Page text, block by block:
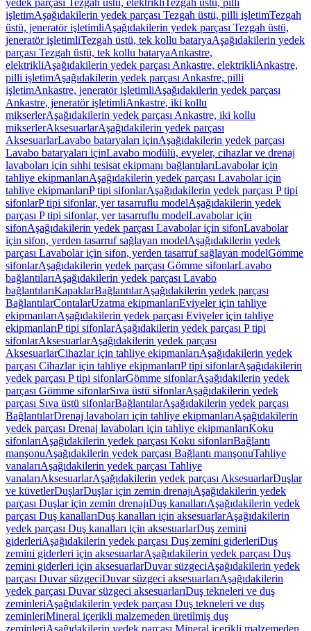
yedek parçası Tezgah üstü, elektrikli Tezgah üstü, pilli
işletimAşağıdakilerin yedek parçası Tezgah üstü, pilli işletimTezgah
üstü, jeneratör işletimliAşağıdakilerin yedek parçası Tezgah üstü,
jeneratör işletimliTezgah üstü, tek kollu bataryaAşağıdakilerin yedek
parçası Tezgah üstü, tek kollu bataryaAnkastre,
elektrikliAşağıdakilerin yedek parçası Ankastre, elektrikliAnkastre,
pilli işletimAşağıdakilerin yedek parçası Ankastre, pilli
işletimAnkastre, jeneratör işletimliAşağıdakilerin yedek parçası
Ankastre, jeneratör işletimliAnkastre, iki kollu
mikserlerAşağıdakilerin yedek parçası Ankastre, iki kollu
mikserlerAksesuarlarAşağıdakilerin yedek parçası
AksesuarlarLavabo bataryaları içinAşağıdakilerin yedek parçası
Lavabo bataryaları içinLavabo modülü, evyeler, cihazlar ve drenaj
lavaboları için sıhhi tesisat ekipmanı bağlantılarıLavabolar için
tahliye ekipmanlarıAşağıdakilerin yedek parçası Lavabolar için
tahliye ekipmanlarıP tipi sifonlarAşağıdakilerin yedek parçası P tipi
sifonlarP tipi sifonlar, yer tasarruflu modelAşağıdakilerin yedek
parçası P tipi sifonlar, yer tasarruflu modelLavabolar için
sifonAşağıdakilerin yedek parçası Lavabolar için sifonLavabolar
için sifon, yerden tasarruf sağlayan modelAşağıdakilerin yedek
parçası Lavabolar için sifon, yerden tasarruf sağlayan modelGömme
sifonlarAşağıdakilerin yedek parçası Gömme sifonlarLavabo
bağlantılarıAşağıdakilerin yedek parçası Lavabo
bağlantılarıKapaklarBağlantılarAşağıdakilerin yedek parçası
BağlantılarContalarUzatma ekipmanlarıEviyeler için tahliye
ekipmanlarıAşağıdakilerin yedek parçası Eviyeler için tahliye
ekipmanlarıP tipi sifonlarAşağıdakilerin yedek parçası P tipi
sifonlarAksesuarlarAşağıdakilerin yedek parçası
AksesuarlarCihazlar için tahliye ekipmanlarıAşağıdakilerin yedek
parçası Cihazlar için tahliye ekipmanlarıP tipi sifonlarAşağıdakilerin
yedek parçası P tipi sifonlarGömme sifonlarAşağıdakilerin yedek
parçası Gömme sifonlarSıva üstü sifonlarAşağıdakilerin yedek
parçası Sıva üstü sifonlarBağlantılarAşağıdakilerin yedek parçası
BağlantılarDrenaj lavaboları için tahliye ekipmanlarıAşağıdakilerin
yedek parçası Drenaj lavaboları için tahliye ekipmanlarıKoku
sifonlarıAşağıdakilerin yedek parçası Koku sifonlarıBağlantı
manşonuAşağıdakilerin yedek parçası Bağlantı manşonuTahliye
vanalarıAşağıdakilerin yedek parçası Tahliye
vanalarıAksesuarlarAşağıdakilerin yedek parçası AksesuarlarDuşlar
ve küvetlerDuşlarDuşlar için zemin drenajıAşağıdakilerin yedek
parçası Duşlar için zemin drenajıDuş kanallarıAşağıdakilerin yedek
parçası Duş kanallarıDuş kanalları için aksesuarlarAşağıdakilerin
yedek parçası Duş kanalları için aksesuarlarDuş zemini
giderleriAşağıdakilerin yedek parçası Duş zemini giderleriDuş
zemini giderleri için aksesuarlarAşağıdakilerin yedek parçası Duş
zemini giderleri için aksesuarlarDuvar süzgeciAşağıdakilerin yedek
parçası Duvar süzgeciDuvar süzgeci aksesuarlarıAşağıdakilerin
yedek parçası Duvar süzgeci aksesuarlarıDuş tekneleri ve duş
zeminleriAşağıdakilerin yedek parçası Duş tekneleri ve duş
zeminleriMineral içerikli malzemeden üretilmiş duş
zeminleriAşağıdakilerin yedek parçası Mineral içerikli malzemeden